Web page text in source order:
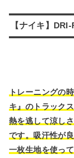
【ナイキ】
トレーニングの
キ』のトラック
熱を逃して涼し
です。吸汗性が
一枚生地を使っ